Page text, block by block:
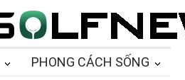
PHONG CÁCH SỐNG